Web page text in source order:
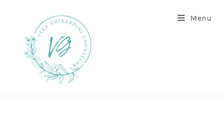
Menu